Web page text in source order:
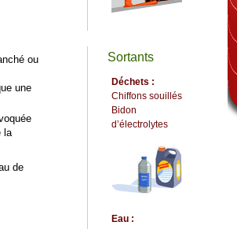
ou
une
la
de
Sortants
Déchets :
Chiffons souillés
Bidon
d’électrolytes
Eau :